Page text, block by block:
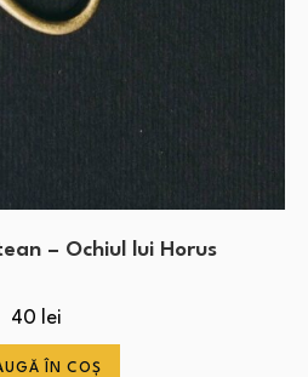
– Ochiul lui Horus
40 lei
ÎN COȘ